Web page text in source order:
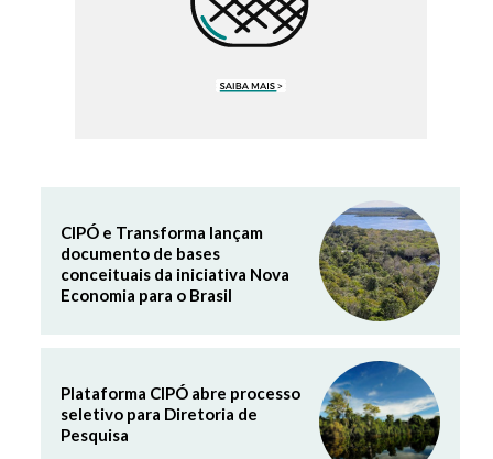
CIPÓ e Transforma lançam
documento de bases
conceituais da iniciativa Nova
Economia para o Brasil
Plataforma CIPÓ abre processo
seletivo para Diretoria de
Pesquisa